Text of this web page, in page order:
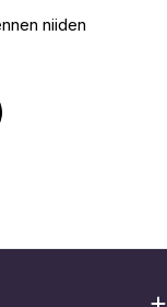
niiden